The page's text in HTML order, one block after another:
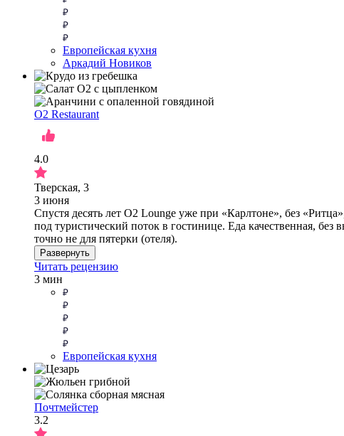
Европейская кухня
Аркадий Новиков
O2 Restaurant
4.0
Тверская, 3
3 июня
Спустя десять лет O2 Lounge уже при «Карлтоне», без
под туристический поток в гостинице. Еда качественная,
точно не для пятерки (отеля).
Развернуть
Читать рецензию
3 мин
Европейская кухня
Почтмейстер
3.2